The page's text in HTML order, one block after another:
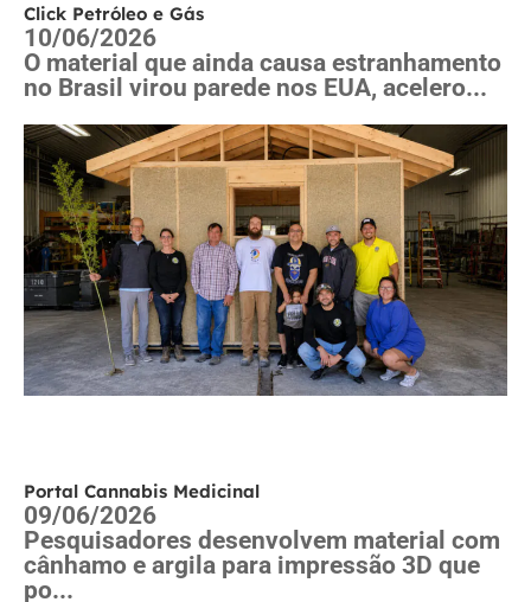
Click Petróleo e Gás
10/06/2026
O material que ainda causa estranhamento
no Brasil virou parede nos EUA, acelero...
Portal Cannabis Medicinal
09/06/2026
Pesquisadores desenvolvem material com
cânhamo e argila para impressão 3D que
po...